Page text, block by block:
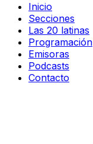
Inicio
Secciones
Las 20 latinas
Programación
Emisoras
Podcasts
Contacto